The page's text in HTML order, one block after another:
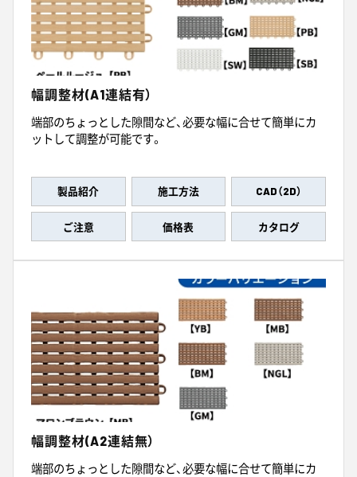
幅調整材(A1連結有）
端部のちょっとした隙間など、必要な幅に合せて簡単にカ
ットして調整が可能です。
製品紹介 施工方法 CAD（2D）
ご注意 価格表 カタログ
幅調整材(A2連結無）
端部のちょっとした隙間など、必要な幅に合せて簡単にカ